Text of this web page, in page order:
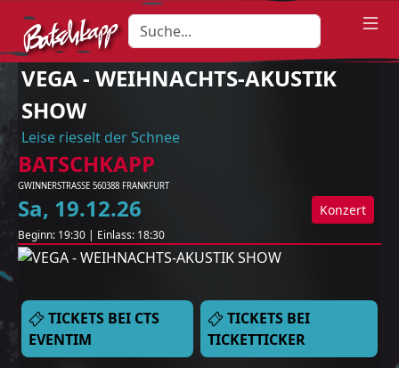
VEGA - WEIHNACHTS-AKUSTIK
SHOW
Leise rieselt der Schnee
BATSCHKAPP
GWINNERSTRASSE 560388 FRANKFURT
Sa, 19.12.26 Konzert
Beginn: 19:30 | Einlass: 18:30
TICKETS BEI CTS
EVENTIM
TICKETS BEI
TICKETTICKER